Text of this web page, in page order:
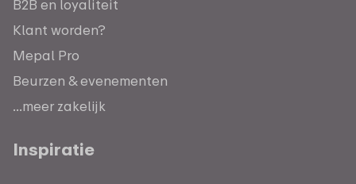
B2B en loyaliteit
Klant worden?
Mepal Pro
Beurzen & evenementen
...meer zakelijk
Inspiratie